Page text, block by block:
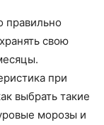
правильно
свою
при
выбрать такие
морозы и